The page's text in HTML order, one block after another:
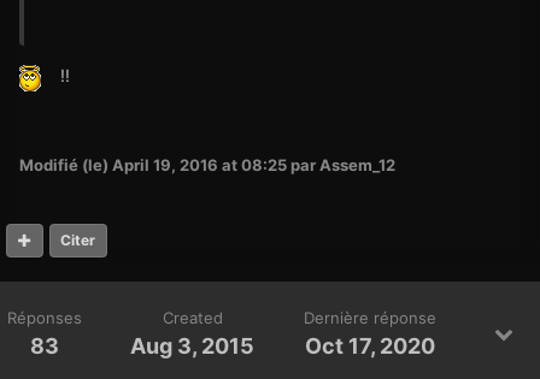
!!
Modifié (le) April 19, 2016 at 08:25par Assem_12
Citer
Réponses
83
Created
Aug 3, 2015
Dernière réponse
Oct 17, 2020